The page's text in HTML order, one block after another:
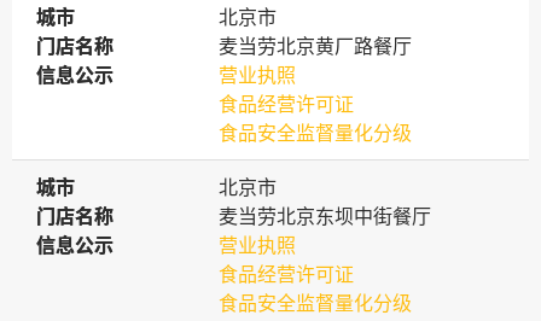
城市
城市
北京市
门店名称
门店名称
麦当劳北京黄厂路餐厅
信息公示
信息公示
营业执照
食品经营许可证
食品安全监督量化分级
城市
城市
北京市
门店名称
门店名称
麦当劳北京东坝中街餐厅
信息公示
信息公示
营业执照
食品经营许可证
食品安全监督量化分级